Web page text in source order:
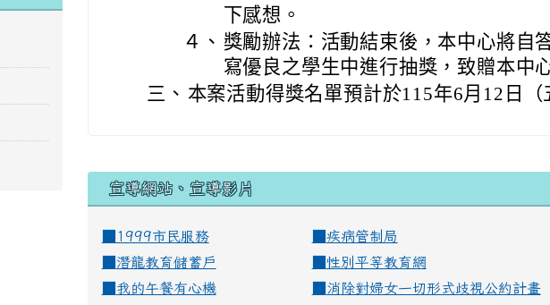
下感想。
４、 獎勵辦法：活動結束後，本中心將自
寫優良之學生中進行抽獎，致贈本中
三、 本案活動得獎名單預計於115年6月12日（
宣導網站、宣導影片
■1999市民服務 疾病管制局
潛龍教育儲蓄戶 性別平等教育網
我的午餐有心機
消除對婦女一切形式歧視公約計畫